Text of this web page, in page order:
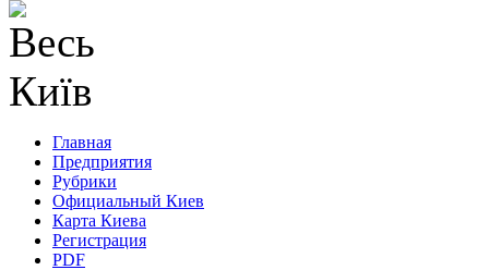
Главная
Предприятия
Рубрики
Официальный Киев
Карта Киева
Регистрация
PDF